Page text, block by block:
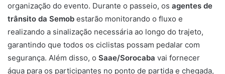
organização do evento. Durante o passeio, os agentes de
trânsito da Semob estarão monitorando o fluxo e
realizando a sinalização necessária ao longo do trajeto,
garantindo que todos os ciclistas possam pedalar com
segurança. Além disso, o Saae/Sorocaba vai fornecer
água para os participantes no ponto de partida e chegada,